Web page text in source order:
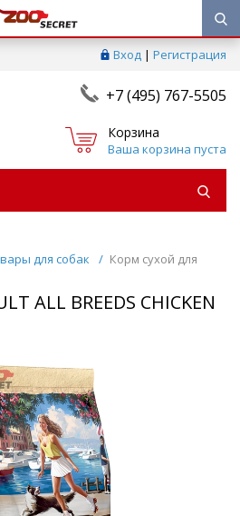
Вход | Регистрация
+7 (495) 767-5505
Корзина
Ваша корзина пуста
для собак / Корм сухой для
ALL BREEDS CHICKEN